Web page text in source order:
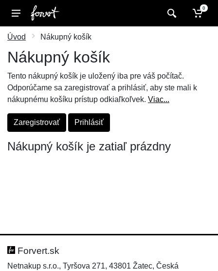
0
Úvod Nákupný košík
Nákupný košík
Tento nákupný košík je uložený iba pre váš počítač.
Odporúčame sa zaregistrovať a prihlásiť, aby ste mali k
nákupnému košíku prístup odkiaľkoľvek. Viac...
Zaregistrovať Prihlásiť
Nákupný košík je zatiaľ prázdny
Forvert.sk
Netnakup s.r.o., Tyršova 271, 43801 Žatec, Česká